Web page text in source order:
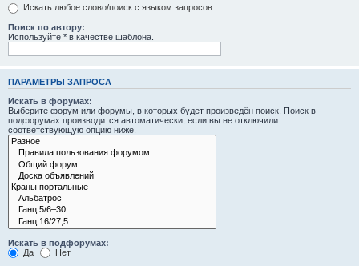
Искать любое слово/поиск с языком запросов
Поиск по автору:
Используйте * в качестве шаблона.
ПАРАМЕТРЫ ЗАПРОСА
Искать в форумах:
Выберите форум или форумы, в которых будет произведён поиск. Поиск в
подфорумах производится автоматически, если вы не отключили
соответствующую опцию ниже.
Искать в подфорумах:
Да
Нет